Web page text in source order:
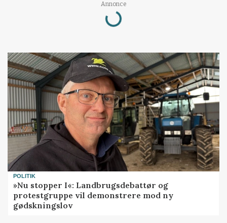
Annonce
Loading...
POLITIK
»Nu stopper I«: Landbrugsdebattør og
protestgruppe vil demonstrere mod ny
gødskningslov